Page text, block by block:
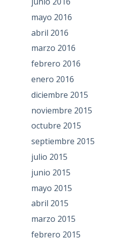
mayo 2016
abril 2016
marzo 2016
febrero 2016
enero 2016
diciembre 2015
noviembre 2015
octubre 2015
septiembre 2015
julio 2015
junio 2015
mayo 2015
abril 2015
marzo 2015
febrero 2015